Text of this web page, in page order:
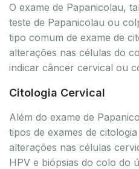
O exame de Papanicolau,
teste de Papanicolau ou
tipo comum de exame de
alterações nas células do
indicar câncer cervical ou
Citologia Cervical
Além do exame de
tipos de exames de
alterações nas células
HPV e biópsias do colo do